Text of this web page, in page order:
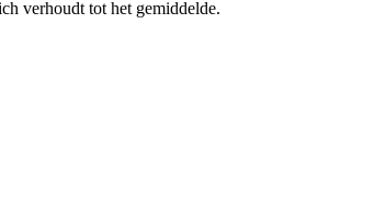
verhoudt tot het gemiddelde.